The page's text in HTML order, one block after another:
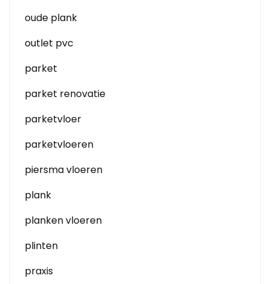
oude plank
outlet pvc
parket
parket renovatie
parketvloer
parketvloeren
piersma vloeren
plank
planken vloeren
plinten
praxis